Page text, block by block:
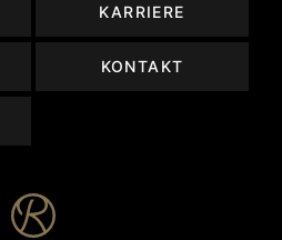
KARRIERE
KONTAKT